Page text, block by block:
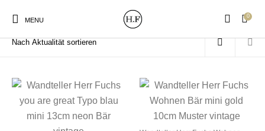
MENU
0
New Products On Sale! Wandteller Geschirrtücher
Start / Produkte verschlagwortet mit „Bär“